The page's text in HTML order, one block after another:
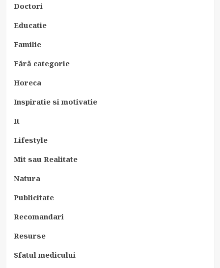
Doctori
Educatie
Familie
Fără categorie
Horeca
Inspiratie si motivatie
It
Lifestyle
Mit sau Realitate
Natura
Publicitate
Recomandari
Resurse
Sfatul medicului